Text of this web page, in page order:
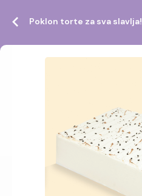
Poklon torte za sva slavlja!